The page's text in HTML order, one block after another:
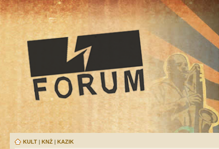
KULT | KNŻ | KAZIK